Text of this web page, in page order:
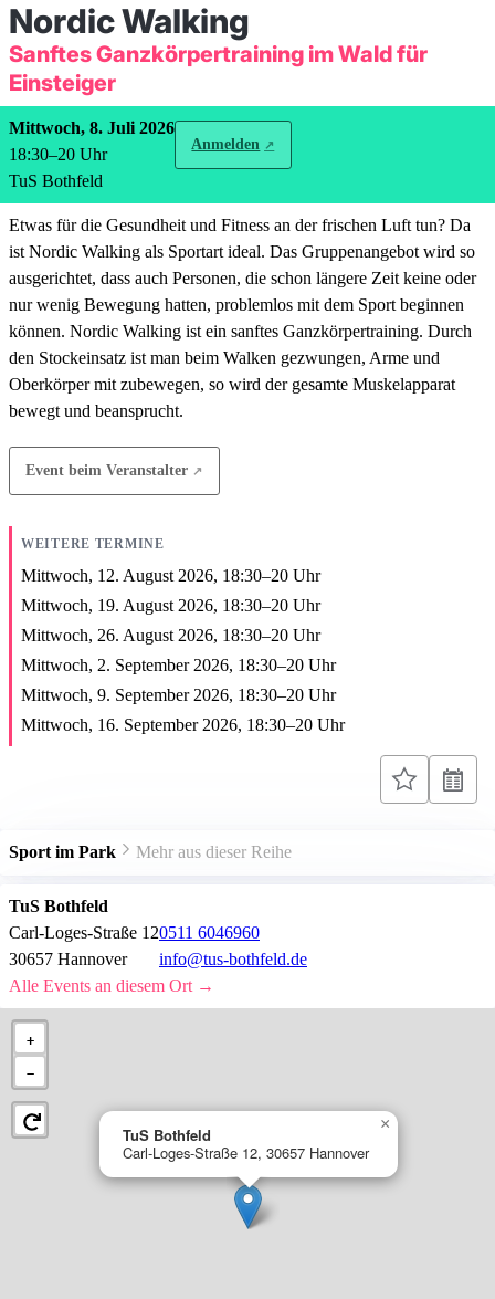
Nordic Walking
Sanftes Ganzkörpertraining im Wald für
Einsteiger
Mittwoch, 8. Juli 2026
18:30–20 Uhr
TuS Bothfeld
Anmelden
Etwas für die Gesundheit und Fitness an der frischen Luft tun? Da
ist Nordic Walking als Sportart ideal. Das Gruppenangebot wird so
ausgerichtet, dass auch Personen, die schon längere Zeit keine oder
nur wenig Bewegung hatten, problemlos mit dem Sport beginnen
können. Nordic Walking ist ein sanftes Ganzkörpertraining. Durch
den Stockeinsatz ist man beim Walken gezwungen, Arme und
Oberkörper mit zubewegen, so wird der gesamte Muskelapparat
bewegt und beansprucht.
Event beim Veranstalter
WEITERE TERMINE
Mittwoch, 12. August 2026, 18:30–20 Uhr
Mittwoch, 19. August 2026, 18:30–20 Uhr
Mittwoch, 26. August 2026, 18:30–20 Uhr
Mittwoch, 2. September 2026, 18:30–20 Uhr
Mittwoch, 9. September 2026, 18:30–20 Uhr
Mittwoch, 16. September 2026, 18:30–20 Uhr
Sport im Park Mehr aus dieser Reihe
TuS Bothfeld
Carl-Loges-Straße 12
30657 Hannover
0511 6046960
info@tus-bothfeld.de
Alle Events an diesem Ort →
TuS Bothfeld
Carl-Loges-Straße 12, 30657 Hannover
×
+
−